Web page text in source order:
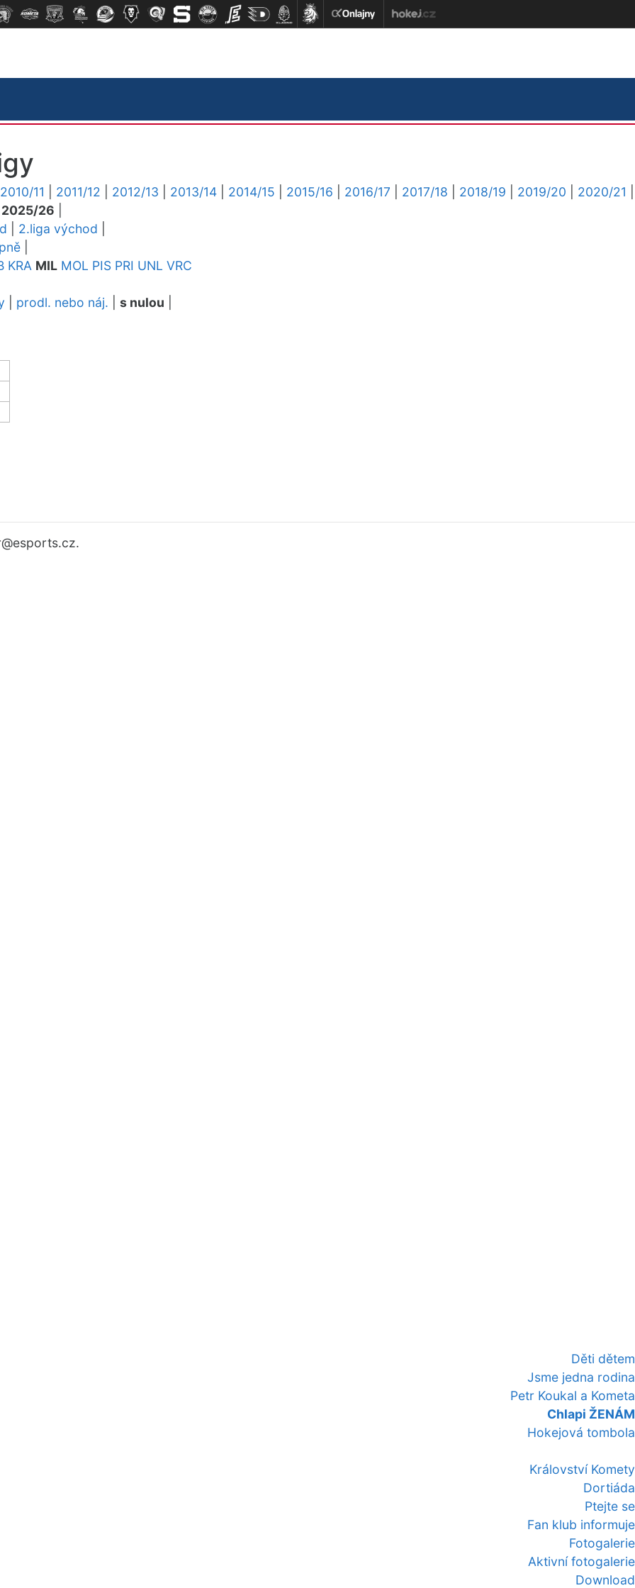
Děti dětem
Jsme jedna rodina
Petr Koukal a Kometa
Chlapi ŽENÁM
Hokejová tombola
Království Komety
Dortiáda
Ptejte se
Fan klub informuje
Fotogalerie
Aktivní fotogalerie
Download
2010/11 2011/12 2012/13 2013/14 2014/15 2015/16 2016/17 2017/18 2018/19 2019/20 2020/21
2025/26
2.liga východ
KRA MIL MOL PIS PRI UNL VRC
prodl. nebo náj. s nulou
@esports.cz.